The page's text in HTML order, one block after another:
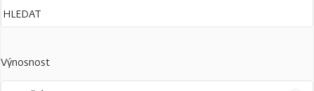
Výnosnost